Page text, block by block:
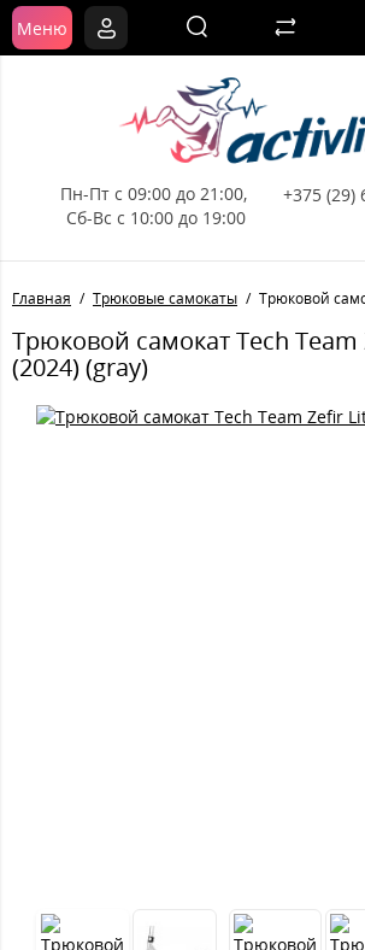
Пн-Пт с 09:00 до 21:00,
Сб-Вс с 10:00 до 19:00
+375 (29)
Меню
Главная Трюковые самокаты Трюковой
Трюковой самокат Tech Team
(2024) (gray)